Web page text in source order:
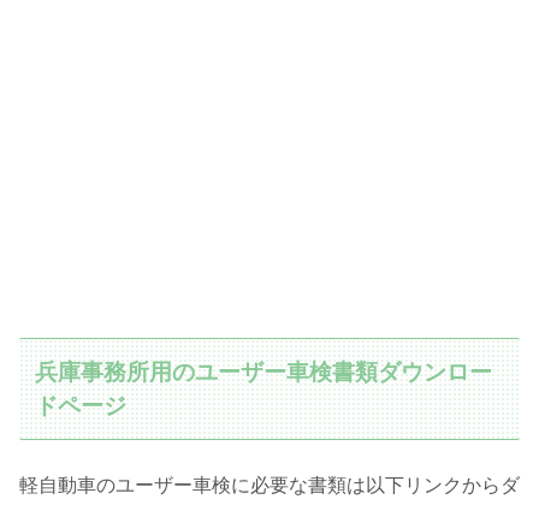
兵庫事務所用のユーザー車検書類ダウンロー
ドページ
軽自動車のユーザー車検に必要な書類は以下リンクからダ